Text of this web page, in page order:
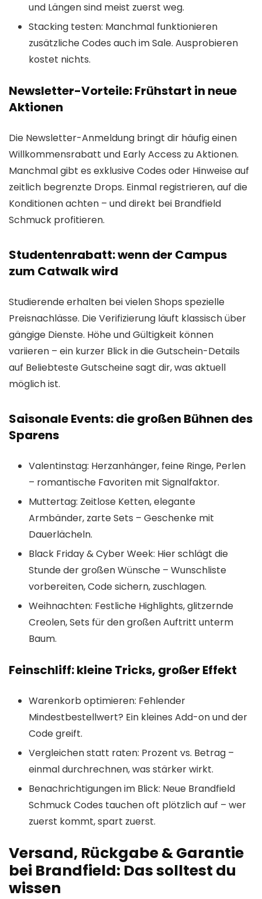
und Längen sind meist zuerst weg.
Stacking testen: Manchmal funktionieren
zusätzliche Codes auch im Sale. Ausprobieren
kostet nichts.
Newsletter-Vorteile: Frühstart in neue
Aktionen
Die Newsletter-Anmeldung bringt dir häufig einen
Willkommensrabatt und Early Access zu Aktionen.
Manchmal gibt es exklusive Codes oder Hinweise auf
zeitlich begrenzte Drops. Einmal registrieren, auf die
Konditionen achten – und direkt bei Brandfield
Schmuck profitieren.
Studentenrabatt: wenn der Campus
zum Catwalk wird
Studierende erhalten bei vielen Shops spezielle
Preisnachlässe. Die Verifizierung läuft klassisch über
gängige Dienste. Höhe und Gültigkeit können
variieren – ein kurzer Blick in die Gutschein-Details
auf Beliebteste Gutscheine sagt dir, was aktuell
möglich ist.
Saisonale Events: die großen Bühnen des
Sparens
Valentinstag: Herzanhänger, feine Ringe, Perlen
– romantische Favoriten mit Signalfaktor.
Muttertag: Zeitlose Ketten, elegante
Armbänder, zarte Sets – Geschenke mit
Dauerlächeln.
Black Friday & Cyber Week: Hier schlägt die
Stunde der großen Wünsche – Wunschliste
vorbereiten, Code sichern, zuschlagen.
Weihnachten: Festliche Highlights, glitzernde
Creolen, Sets für den großen Auftritt unterm
Baum.
Feinschliff: kleine Tricks, großer Effekt
Warenkorb optimieren: Fehlender
Mindestbestellwert? Ein kleines Add-on und der
Code greift.
Vergleichen statt raten: Prozent vs. Betrag –
einmal durchrechnen, was stärker wirkt.
Benachrichtigungen im Blick: Neue Brandfield
Schmuck Codes tauchen oft plötzlich auf – wer
zuerst kommt, spart zuerst.
Versand, Rückgabe & Garantie
bei Brandfield: Das solltest du
wissen